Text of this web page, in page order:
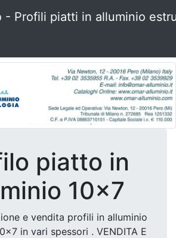
- Profili piatti in alluminio
piatto in
10x7
e vendita profili in alluminio
in vari spessori . VENDITA E